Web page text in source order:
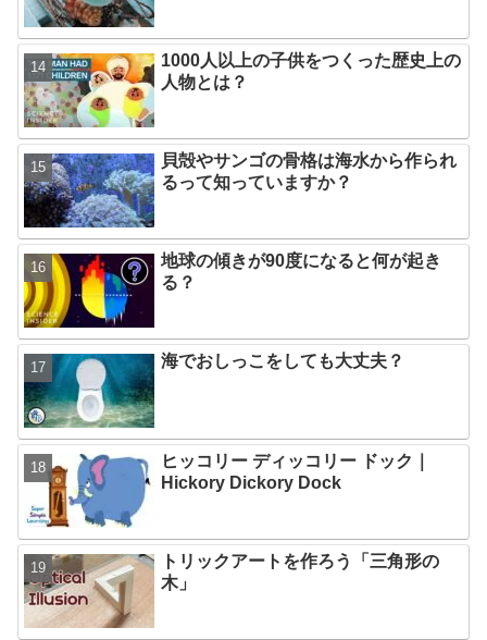
1000人以上の子供をつくった歴史上の
人物とは？
貝殻やサンゴの骨格は海水から作られ
るって知っていますか？
地球の傾きが90度になると何が起き
る？
海でおしっこをしても大丈夫？
ヒッコリー ディッコリー ドック｜
Hickory Dickory Dock
トリックアートを作ろう「三角形の
木」